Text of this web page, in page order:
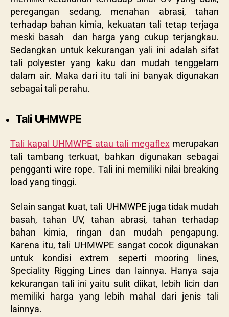
peregangan sedang, menahan abrasi, tahan
terhadap bahan kimia, kekuatan tali tetap terjaga
meski basah dan harga yang cukup terjangkau.
Sedangkan untuk kekurangan yali ini adalah sifat
tali polyester yang kaku dan mudah tenggelam
dalam air. Maka dari itu tali ini banyak digunakan
sebagai tali perahu.
Tali UHMWPE
Tali kapal UHMWPE atau tali megaflexmerupakan
tali tambang terkuat, bahkan digunakan sebagai
pengganti wire rope. Tali ini memiliki nilai breaking
load yang tinggi.
Selain sangat kuat, tali UHMWPE juga tidak mudah
basah, tahan UV, tahan abrasi, tahan terhadap
bahan kimia, ringan dan mudah pengapung.
Karena itu, tali UHMWPE sangat cocok digunakan
untuk kondisi extrem seperti mooring lines,
Speciality Rigging Lines dan lainnya. Hanya saja
kekurangan tali ini yaitu sulit diikat, lebih licin dan
memiliki harga yang lebih mahal dari jenis tali
lainnya.